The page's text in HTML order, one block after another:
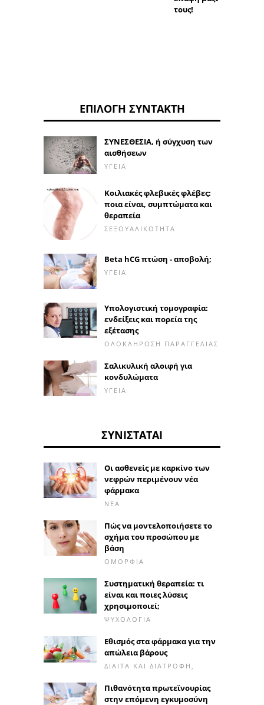
τους!
ΕΠΙΛΟΓΉ ΣΥΝΤΆΚΤΗ
ΣΥΝΕΣΘΕΣΙΑ, ή σύγχυση των
αισθήσεων
ΥΓΕΊΑ
Κοιλιακές φλεβικές φλέβες:
ποια είναι, συμπτώματα και
θεραπεία
ΣΕΞΟΥΑΛΙΚΌΤΗΤΑ
Beta hCG πτώση - αποβολή;
ΥΓΕΊΑ
Υπολογιστική τομογραφία:
ενδείξεις και πορεία της
εξέτασης
ΟΛΟΚΛΉΡΩΣΗ ΠΑΡΑΓΓΕΛΊΑΣ
Σαλικυλική αλοιφή για
κονδυλώματα
ΥΓΕΊΑ
ΣΥΝΙΣΤΆΤΑΙ
Οι ασθενείς με καρκίνο των
νεφρών περιμένουν νέα
φάρμακα
ΝΈΑ
Πώς να μοντελοποιήσετε το
σχήμα του προσώπου με
βάση
ΟΜΟΡΦΙΆ
Συστηματική θεραπεία: τι
είναι και ποιες λύσεις
χρησιμοποιεί;
ΨΥΧΟΛΟΓΊΑ
Εθισμός στα φάρμακα για την
απώλεια βάρους
ΔΊΑΙΤΑ ΚΑΙ ΔΙΑΤΡΟΦΉ,
Πιθανότητα πρωτεϊνουρίας
στην επόμενη εγκυμοσύνη